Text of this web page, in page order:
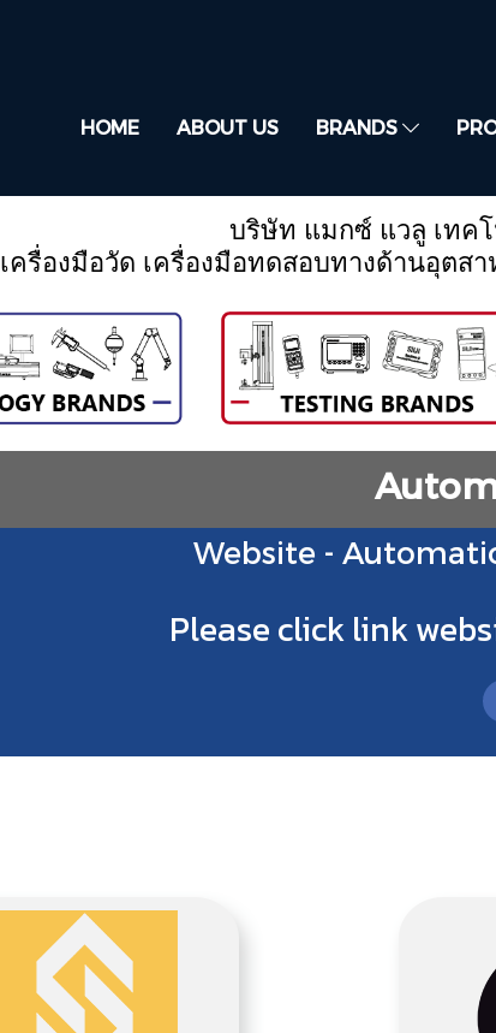
HOME ABOUT US BRANDS
บริษัท แมกซ์ แวลู เทค
เครื่องมือวัด เครื่องมือทดสอบทางด้านอุต
Website -
Please click link